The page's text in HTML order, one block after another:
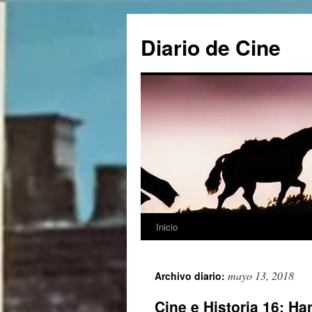
contenido
Diario de Cine
Inicio
Archivo diario: mayo 13, 2018
Cine e Historia 16: